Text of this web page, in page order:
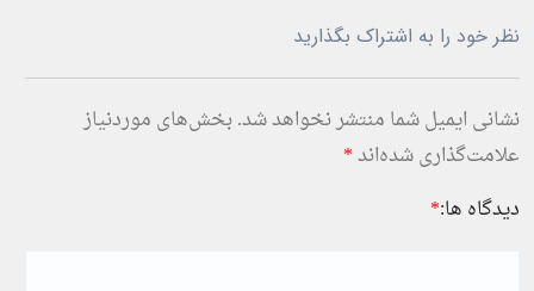
نظر خود را به اشتراک بگذارید
نشانی ایمیل شما منتشر نخواهد شد. بخش‌های موردنیاز
علامت‌گذاری شده‌اند*
دیدگاه ها:*